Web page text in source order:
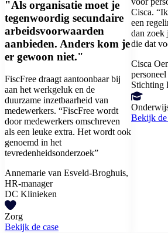
"Als organisatie moet je
tegenwoordig secundaire
arbeidsvoorwaarden
aanbieden. Anders kom je
er gewoon niet."
FiscFree draagt aantoonbaar bij
aan het werkgeluk en de
duurzame inzetbaarheid van
medewerkers. “FiscFree wordt
door medewerkers omschreven
als een leuke extra. Het wordt ook
genoemd in het
tevredenheidsonderzoek”
Annemarie van Esveld-Broghuis,
HR-manager
DC Klinieken
Zorg
Bekijk de case
Cisca.
een
dan zoek
die dat
Cisca
personeel
Stichting
Bekijk de